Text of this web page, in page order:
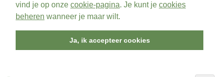
vind je op onze cookie-pagina. Je kunt je cookies
beheren wanneer je maar wilt.
Ja, ik accepteer cookies